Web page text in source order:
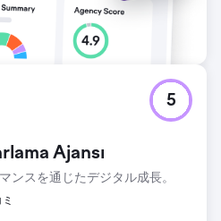
Ajansı
ンスを通じたデジタル成長。
5